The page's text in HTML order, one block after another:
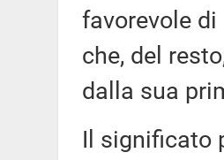
favorevole di
che, del
dalla sua
Il significato